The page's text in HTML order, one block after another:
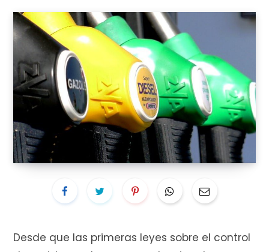
r
o
Desde que las primeras leyes sobre el control